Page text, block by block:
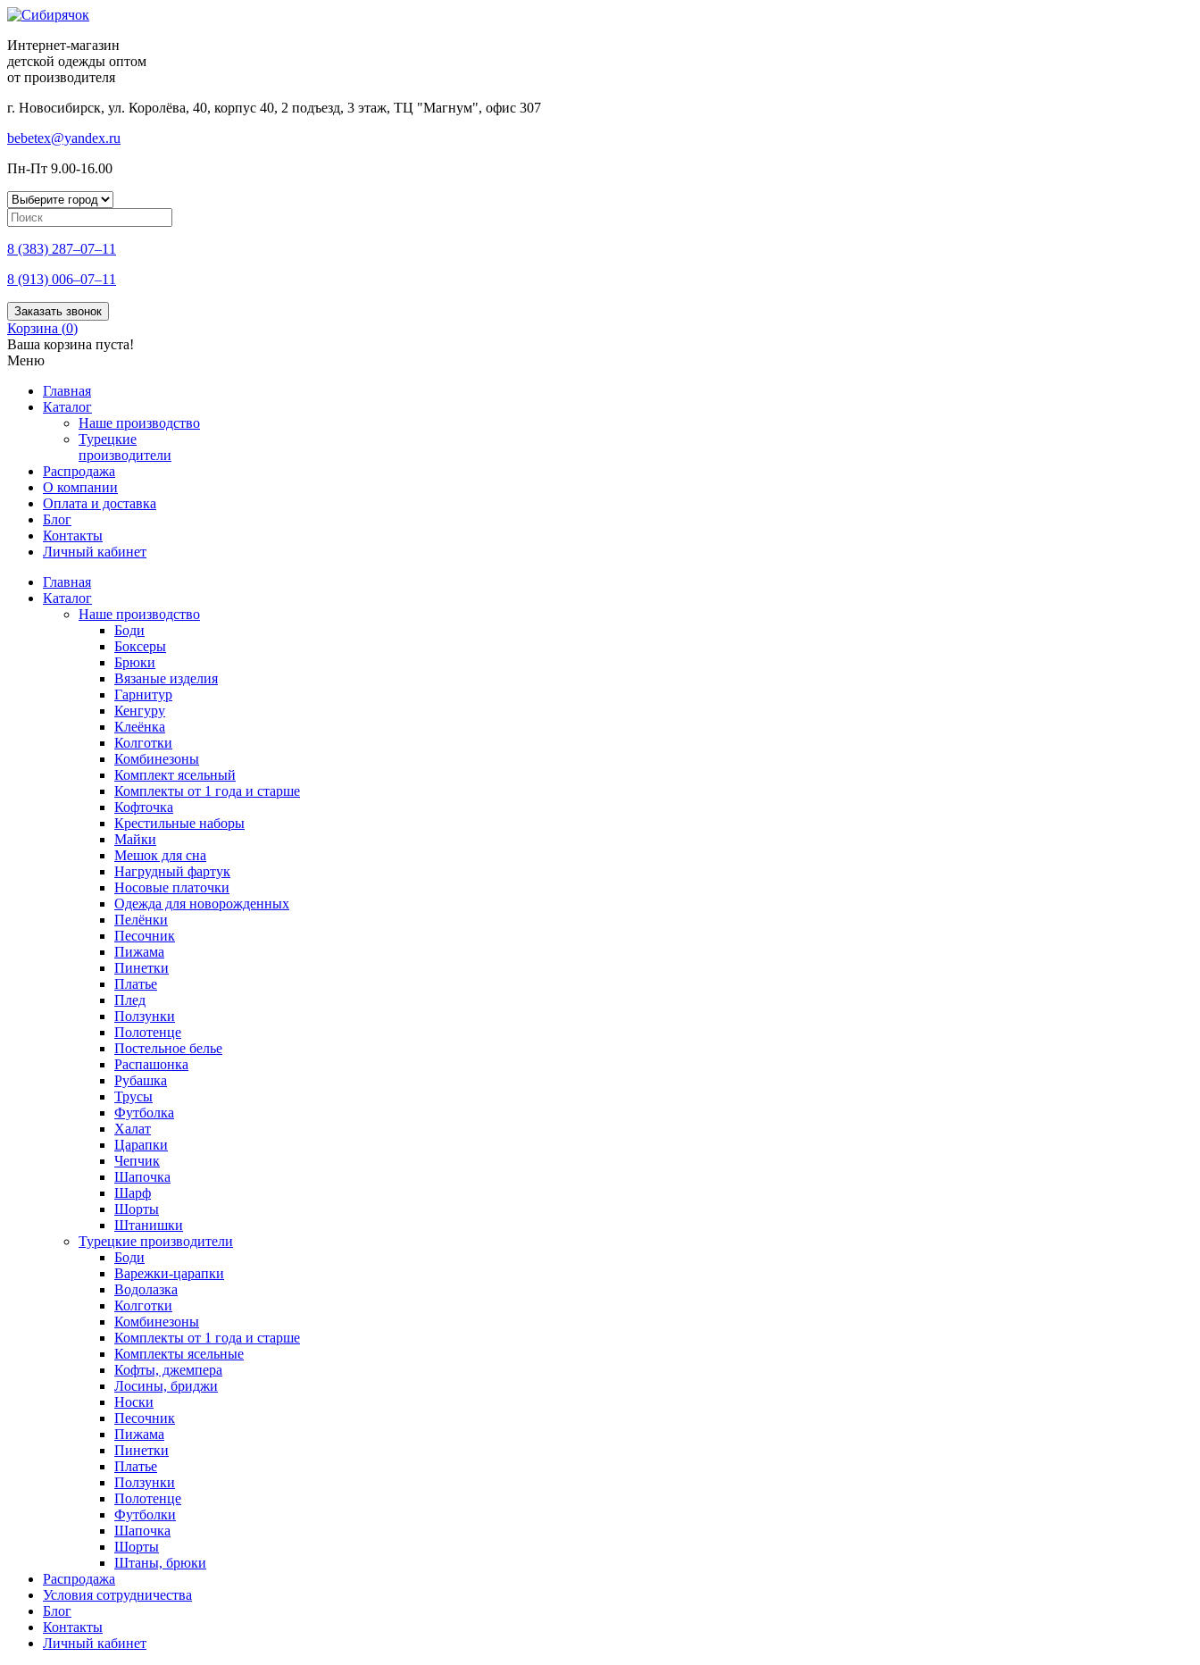
Интернет-магазин
детской одежды оптом
от производителя
г. Новосибирск, ул. Королёва, 40, корпус 40, 2 подъезд, 3 этаж, ТЦ "Магнум", офис 307
bebetex@yandex.ru
Пн-Пт 9.00-16.00
8 (383) 287–07–11
8 (913) 006–07–11
Заказать звонок
Корзина (0)
Ваша корзина пуста!
Меню
Главная
Каталог
Наше производство
Турецкие
производители
Распродажа
О компании
Оплата и доставка
Блог
Контакты
Личный кабинет
Главная
Каталог
Наше производство
Боди
Боксеры
Брюки
Вязаные изделия
Гарнитур
Кенгуру
Клеёнка
Колготки
Комбинезоны
Комплект ясельный
Комплекты от 1 года и старше
Кофточка
Крестильные наборы
Майки
Мешок для сна
Нагрудный фартук
Носовые платочки
Одежда для новорожденных
Пелёнки
Песочник
Пижама
Пинетки
Платье
Плед
Ползунки
Полотенце
Постельное белье
Распашонка
Рубашка
Трусы
Футболка
Халат
Царапки
Чепчик
Шапочка
Шарф
Шорты
Штанишки
Турецкие производители
Боди
Варежки-царапки
Водолазка
Колготки
Комбинезоны
Комплекты от 1 года и старше
Комплекты ясельные
Кофты, джемпера
Лосины, бриджи
Носки
Песочник
Пижама
Пинетки
Платье
Ползунки
Полотенце
Футболки
Шапочка
Шорты
Штаны, брюки
Распродажа
Условия сотрудничества
Блог
Контакты
Личный кабинет